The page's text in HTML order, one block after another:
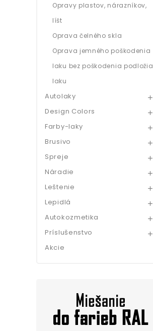
Opravy plastov, nárazníkov,
líšt
Oprava čelného skla
Oprava jemného poškodenia
laku bez poškodenia podložia
laku
Autolaky 
Design Colors 
Farby-laky 
Brusivo 
Spreje 
Náradie 
Leštenie 
Lepidlá 
Autokozmetika 
Príslušenstvo 
Akcie